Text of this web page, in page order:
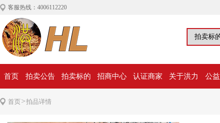
客服热线：4006112220
首页 拍卖公告 拍卖标的 招商中心 认证商家 关于洪力 公
首页>拍品详情